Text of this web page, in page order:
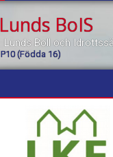
Lunds BoIS
Lunds Boll och
P10 (Födda 16)